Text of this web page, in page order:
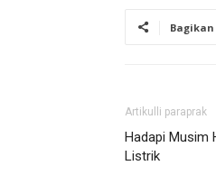
Bagikan
Artikulli paraprak
Hadapi Musim
Listrik